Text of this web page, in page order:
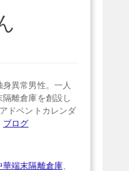
異常男性。一人
離倉庫を創設し
ドベントカレンダ
ブログ
華端末隔離倉庫、